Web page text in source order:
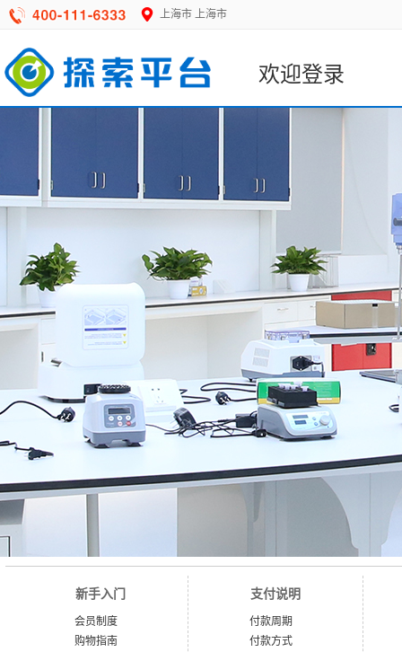
上海市 上海市
欢迎登录
新手入门
会员制度
购物指南
支付说明
付款周期
付款方式